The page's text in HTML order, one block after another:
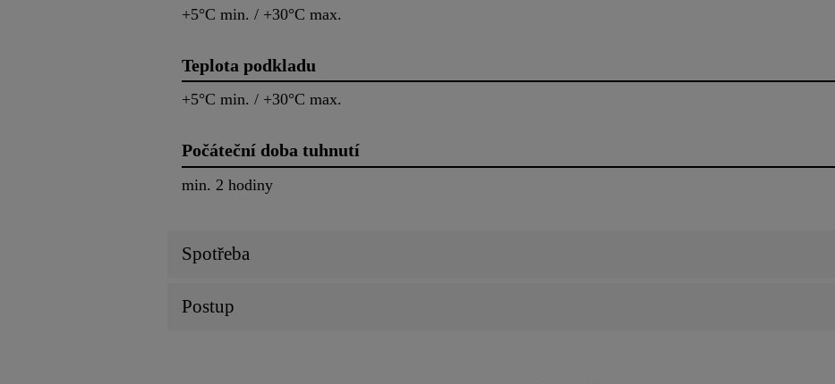
+5°C min. / +30°C max.
Teplota podkladu
+5°C min. / +30°C max.
Počáteční doba tuhnutí
min. 2 hodiny
Spotřeba
Postup